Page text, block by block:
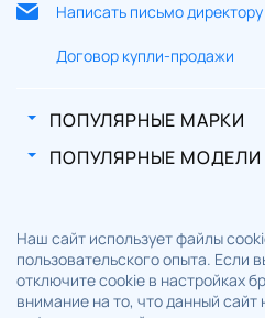
Написать письмо директору
Договор купли-продажи
ПОПУЛЯРНЫЕ МАРКИ
ПОПУЛЯРНЫЕ МОДЕЛИ
Наш сайт использует файлы
пользовательского опыта. Если
отключите cookie в настройках
внимание на то, что данный